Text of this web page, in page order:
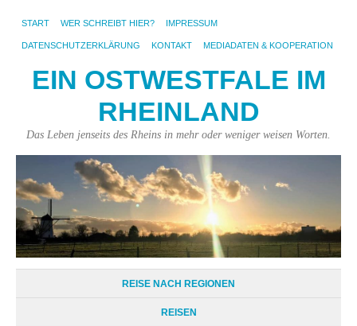
START WER SCHREIBT HIER? IMPRESSUM
DATENSCHUTZERKLÄRUNG KONTAKT MEDIADATEN & KOOPERATION
EIN OSTWESTFALE IM
RHEINLAND
Das Leben jenseits des Rheins in mehr oder weniger weisen Worten.
REISE NACH REGIONEN
REISEN